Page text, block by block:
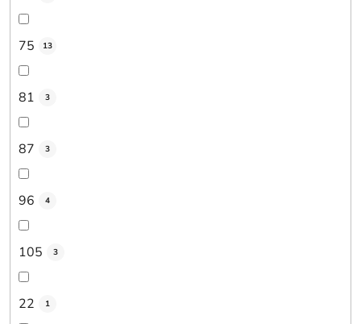
75 13
81 3
87 3
96 4
105 3
22 1